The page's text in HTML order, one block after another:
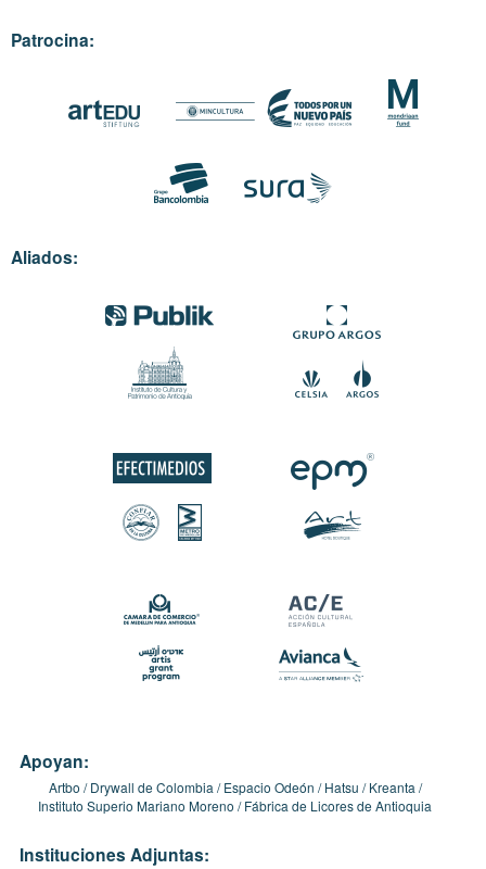
Patrocina:
Aliados:
Apoyan:
Artbo Drywall de Colombia Espacio Odeón Hatsu
Kreanta
Instituto Superio Mariano Moreno
Fábrica de Licores de Antioquia
Instituciones Adjuntas: